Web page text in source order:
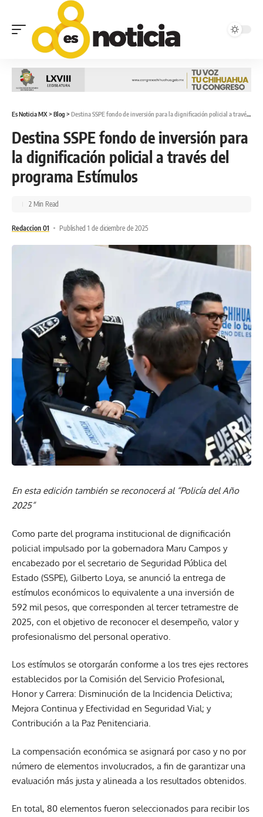
Es Noticia MX> Blog > Destina SSPE fondo de inversión para la dignificación policial a través del programa Estímulos
Destina SSPE fondo de inversión para
la dignificación policial a través del
programa Estímulos
Redaccion 01 Published 1 de diciembre de 2025
2 Min Read
En esta edición también se reconocerá al “Policía del Año
2025”
Como parte del programa institucional de dignificación
policial impulsado por la gobernadora Maru Campos y
encabezado por el secretario de Seguridad Pública del
Estado (SSPE), Gilberto Loya, se anunció la entrega de
estímulos económicos lo equivalente a una inversión de
592 mil pesos, que corresponden al tercer tetramestre de
2025, con el objetivo de reconocer el desempeño, valor y
profesionalismo del personal operativo.
Los estímulos se otorgarán conforme a los tres ejes rectores
establecidos por la Comisión del Servicio Profesional,
Honor y Carrera: Disminución de la Incidencia Delictiva;
Mejora Continua y Efectividad en Seguridad Vial; y
Contribución a la Paz Penitenciaria.
La compensación económica se asignará por caso y no por
número de elementos involucrados, a fin de garantizar una
evaluación más justa y alineada a los resultados obtenidos.
En total, 80 elementos fueron seleccionados para recibir los